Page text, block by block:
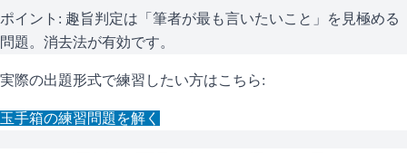
ポイント: 趣旨判定は「筆者が最も言いたいこと」を見極める
問題。消去法が有効です。
実際の出題形式で練習したい方はこちら:
玉手箱の練習問題を解く